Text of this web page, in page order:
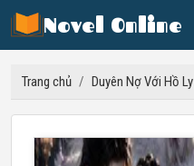
Novel Online
Trang chủ / Duyên Nợ Với Hồ Ly